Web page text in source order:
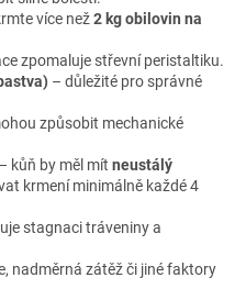
více než2 kg obilovin na
zpomaluje střevní peristaltiku.
– důležité pro správné
způsobit mechanické
– kůň by měl mít neustálý
krmení minimálně každé 4
stagnaci tráveniny a
nadměrná zátěž či jiné faktory